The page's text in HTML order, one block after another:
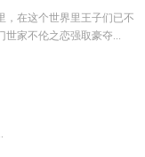
，在这个世界里王子们已不
世家不伦之恋强取豪夺...